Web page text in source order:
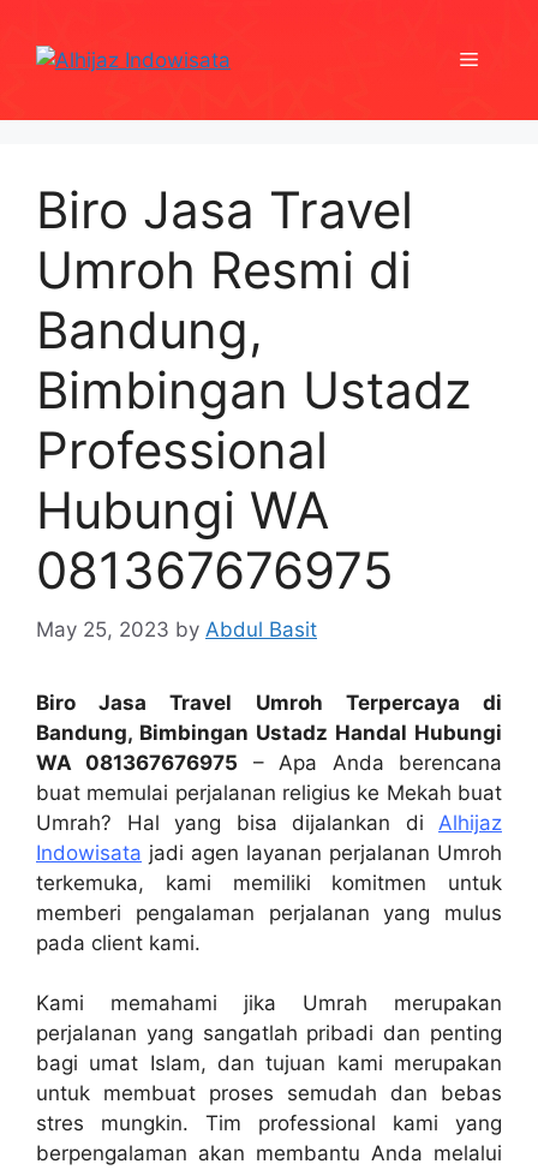
content
Menu
Biro Jasa Travel
Umroh Resmi di
Bandung,
Bimbingan Ustadz
Professional
Hubungi WA
081367676975
May 25, 2023 by Abdul Basit
Biro Jasa Travel Umroh Terpercaya di
Bandung, Bimbingan Ustadz Handal Hubungi
WA 081367676975 – Apa Anda berencana
buat memulai perjalanan religius ke Mekah buat
Umrah? Hal yang bisa dijalankan di Alhijaz
Indowisata jadi agen layanan perjalanan Umroh
terkemuka, kami memiliki komitmen untuk
memberi pengalaman perjalanan yang mulus
pada client kami.
Kami memahami jika Umrah merupakan
perjalanan yang sangatlah pribadi dan penting
bagi umat Islam, dan tujuan kami merupakan
untuk membuat proses semudah dan bebas
stres mungkin. Tim professional kami yang
berpengalaman akan membantu Anda melalui